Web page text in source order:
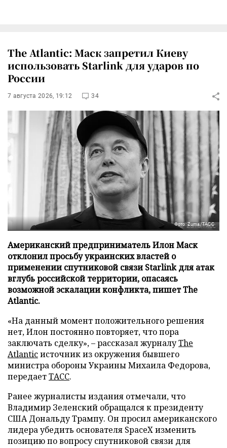
The Atlantic: Маск запретил Киеву
использовать Starlink для ударов по
России
7 августа 2026, 19:12 34
Фото: Zuma/ТАСС
Американский предприниматель Илон Маск
отклонил просьбу украинских властей о
применении спутниковой связи Starlink для атак
вглубь российской территории, опасаясь
возможной эскалации конфликта, пишет The
Atlantic.
«На данный момент положительного решения
нет, Илон постоянно повторяет, что пора
заключать сделку», – рассказал журналуThe
Atlanticисточник из окружения бывшего
министра обороны Украины Михаила Федорова,
передаетТАСС.
Ранее журналисты издания отмечали, что
Владимир Зеленский обращался к президенту
США Дональду Трампу. Он просил американского
лидера убедить основателя SpaceX изменить
позицию по вопросу спутниковой связи для